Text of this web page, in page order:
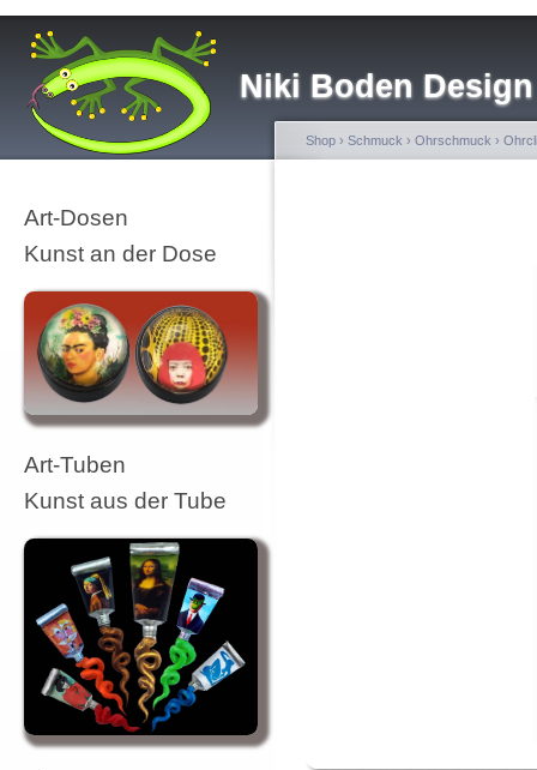
Niki Boden Design
Art-Dosen
Kunst an der Dose
Art-Tuben
Kunst aus der Tube
Shop › Schmuck › Ohrschmuck ›